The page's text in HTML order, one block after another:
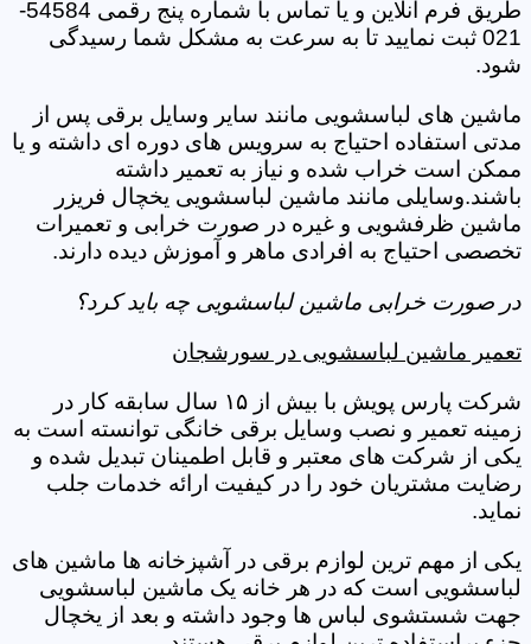
طریق فرم آنلاین و یا تماس با شماره پنج رقمی 54584-
021 ثبت نمایید تا به سرعت به مشکل شما رسیدگی
شود.
ماشین های لباسشویی مانند سایر وسایل برقی پس از
مدتی استفاده احتیاج به سرویس های دوره ای داشته و یا
ممکن است خراب شده و نیاز به تعمیر داشته
باشند.وسایلی مانند ماشین لباسشویی یخچال فریزر
ماشین ظرفشویی و غیره در صورت خرابی و تعمیرات
تخصصی احتیاج به افرادی ماهر و آموزش دیده دارند.
در صورت خرابی ماشین لباسشویی چه باید کرد؟
تعمیر ماشین لباسشویی در سورشجان
شرکت پارس پویش با بیش از ۱۵ سال سابقه کار در
زمینه تعمیر و نصب وسایل برقی خانگی توانسته است به
یکی از شرکت های معتبر و قابل اطمینان تبدیل شده و
رضایت مشتریان خود را در کیفیت ارائه خدمات جلب
نماید.
یکی از مهم ترین لوازم برقی در آشپزخانه ها ماشین های
لباسشویی است که در هر خانه یک ماشین لباسشویی
جهت شستشوی لباس ها وجود داشته و بعد از یخچال